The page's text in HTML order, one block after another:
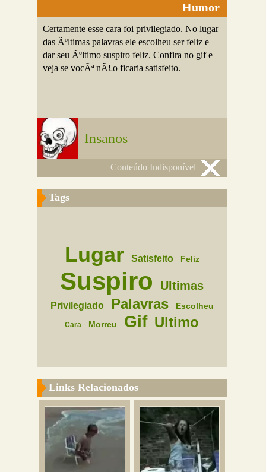
Humor
Certamente esse cara foi privilegiado. No lugar
das Ãºltimas palavras ele escolheu ser feliz e
dar seu Ãºltimo suspiro feliz. Confira no gif e
veja se vocÃª nÃ£o ficaria satisfeito.
Insanos
Conteúdo Indisponível
Tags
Lugar Satisfeito Feliz
Suspiro Ultimas
Privilegiado Palavras Escolheu
Cara Morreu Gif Ultimo
Links Relacionados